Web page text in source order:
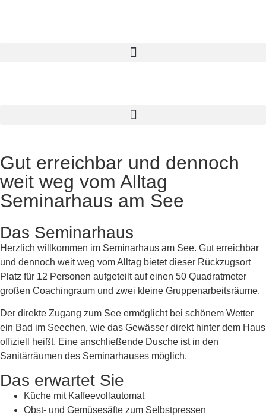
Gut erreichbar und dennoch
weit weg vom Alltag
Seminarhaus am See
Das Seminarhaus
Herzlich willkommen im Seminarhaus am See. Gut erreichbar
und dennoch weit weg vom Alltag bietet dieser Rückzugsort
Platz für 12 Personen aufgeteilt auf einen 50 Quadratmeter
großen Coachingraum und zwei kleine Gruppenarbeitsräume.
Der direkte Zugang zum See ermöglicht bei schönem Wetter
ein Bad im Seechen, wie das Gewässer direkt hinter dem Haus
offiziell heißt. Eine anschließende Dusche ist in den
Sanitärräumen des Seminarhauses möglich.
Das erwartet Sie
Küche mit Kaffeevollautomat
Obst- und Gemüsesäfte zum Selbstpressen